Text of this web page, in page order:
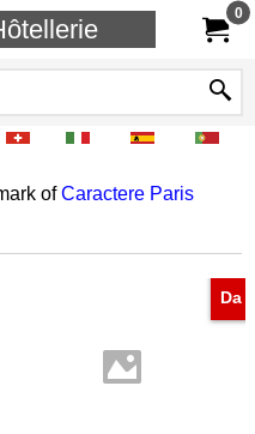
0
ofCaractere Paris
Da